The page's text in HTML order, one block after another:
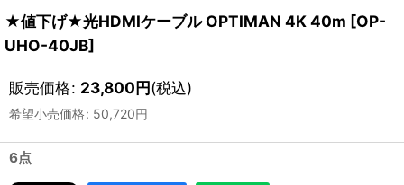
★値下げ★光HDMIケーブル OPTIMAN 4K 40m [OP-
UHO-40JB]
販売価格: 23,800円(税込)
希望小売価格: 50,720円
6点